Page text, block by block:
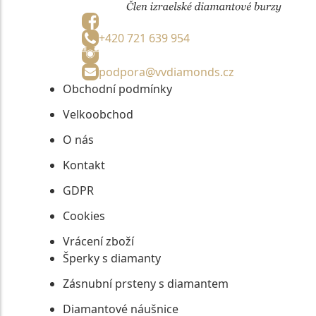
+420 721 639 954
podpora@vvdiamonds.cz
Obchodní podmínky
Velkoobchod
O nás
Kontakt
GDPR
Cookies
Vrácení zboží
Šperky s diamanty
Zásnubní prsteny s diamantem
Diamantové náušnice